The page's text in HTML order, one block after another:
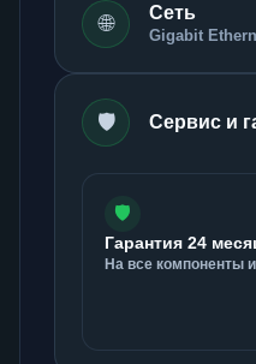
🌐 Сеть
Gigabit
🛡️ Сервис и
🛡️
Гарантия 24
На все компоненты